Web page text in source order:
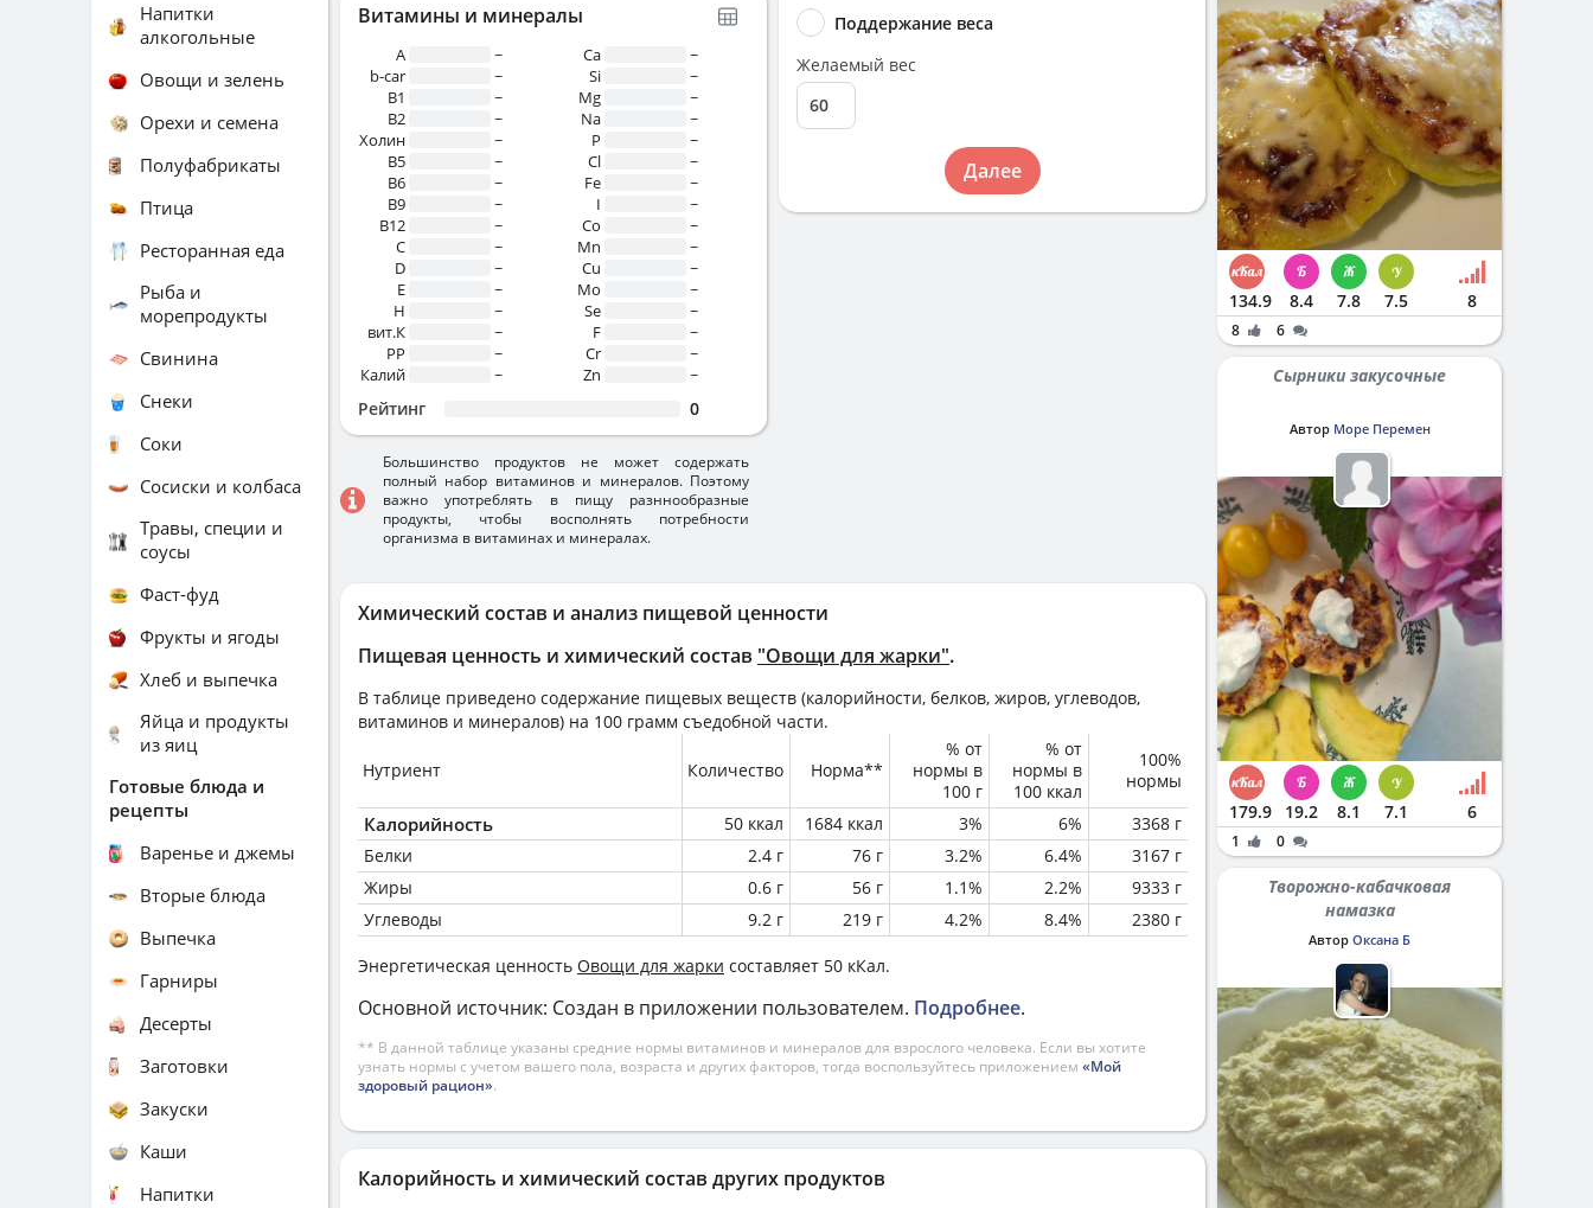
Химический состав и анализ пищевой ценности
Пищевая ценность и химический состав "Овощи для жарки".
В таблице приведено содержание пищевых веществ (калорийности, белков, жиров, углеводов,
витаминов и минералов) на 100 грамм съедобной части.
Нутриент Количество Норма**
% от
нормы в
100 г
% от
нормы в
100 ккал
100%
нормы
Калорийность 50 ккал 1684 ккал 3% 6%
3368 г
Белки
2.4 г 76 г 3.2% 6.4%
3167 г
Жиры
0.6 г 56 г 1.1% 2.2%
9333 г
Углеводы
9.2 г 219 г 4.2% 8.4% 2380 г
Энергетическая ценность Овощи для жарки составляет 50 кКал.
Основной источник: Создан в приложении пользователем. Подробнее.
** В данной таблице указаны средние нормы витаминов и минералов для взрослого человека. Если вы хотите
узнать нормы с учетом вашего пола, возраста и других факторов, тогда воспользуйтесь приложением «Мой
здоровый рацион».
Витамины и минералы
A
~
b-car
~
В1
~
B2
~
Холин
~
B5
~
B6
~
B9
~
B12
~
C
~
D
~
E
~
H
~
вит.К
~
PP
~
Калий
~
Ca
~
Si
~
Mg
~
Na
~
P
~
Cl
~
Fe
~
I
~
Co
~
Mn
~
Cu
~
Mo
~
Se
~
F
~
Cr
~
Zn
~
Рейтинг 0
Большинство продуктов не может содержать
полный набор витаминов и минералов. Поэтому
важно употреблять в пищу разннообразные
продукты, чтобы восполнять потребности
организма в витаминах и минералах.
Поддержание веса
Желаемый вес
Далее
Калорийность и химический состав других продуктов
Напитки
алкогольные
Овощи и зелень
Орехи и семена
Полуфабрикаты
Птица
Ресторанная еда
Рыба и
морепродукты
Свинина
Снеки
Соки
Сосиски и колбаса
Травы, специи и
соусы
Фаст-фуд
Фрукты и ягоды
Хлеб и выпечка
Яйца и продукты
из яиц
Готовые блюда и
рецепты
Варенье и джемы
Вторые блюда
Выпечка
Гарниры
Десерты
Заготовки
Закуски
Каши
Напитки
134.9 8.4 7.8 7.5 8
8 6
Сырники закусочные
Автор Море Перемен
179.9 19.2 8.1 7.1 6
1 0
Творожно-кабачковая
намазка
Автор Оксана Б